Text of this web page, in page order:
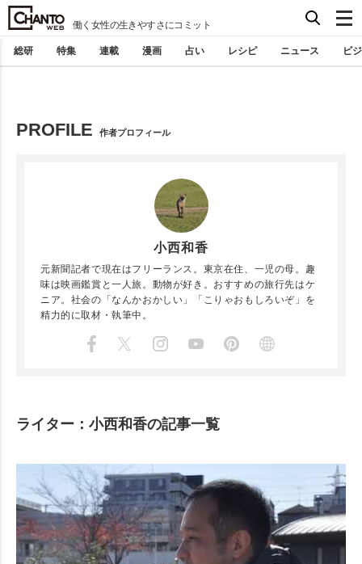
働く女性の生きやすさにコミット
総研 特集 連載 漫画 占い レシピ ニュース ビ
PROFILE 作者プロフィール
小西和香
元新聞記者で現在はフリーランス。東京在住、一児の母。趣
味は映画鑑賞と一人旅。動物が好き。おすすめの旅行先はケ
ニア。社会の「なんかおかしい」「こりゃおもしろいぞ」を
精力的に取材・執筆中。
ライター：小西和香の記事一覧